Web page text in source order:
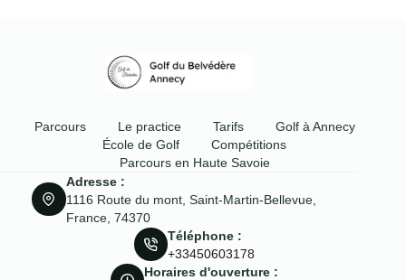
Parcours Le practice Tarifs
Golf à Annecy
École de Golf
Compétitions
Parcours en Haute Savoie
Adresse :
1116 Route du mont, Saint-Martin-Bellevue,
France, 74370
Téléphone :
+33450603178
Horaires d'ouverture :